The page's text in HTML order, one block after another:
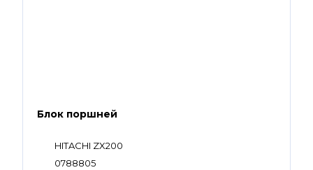
Блок поршней
HITACHI ZX200
0788805